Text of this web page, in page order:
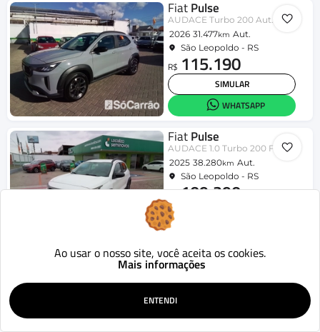
FiatPulse
AUDACE Turbo 200 Aut. (Híbrido)
2026 31.477km Aut.
São Leopoldo - RS
R$ 115.190
SIMULAR
WHATSAPP
FiatPulse
AUDACE 1.0 Turbo 200 Flex Aut.
2025 38.280km Aut.
São Leopoldo - RS
109.290
Ao usar o nosso site, você aceita os cookies.
Mais informações
ENTENDI